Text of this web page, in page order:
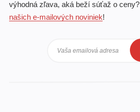
výhodná zľava, aká beží súťaž o ceny?
našich e-mailových noviniek!
Vaša emailová adresa